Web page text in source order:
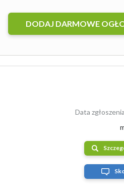
DODAJ DARMOWE
Data zgłoszenia